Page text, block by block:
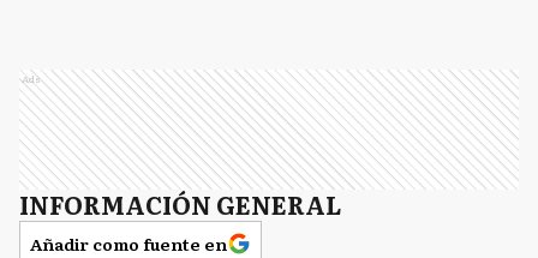
Ads
INFORMACIÓN GENERAL
Añadir como fuente en